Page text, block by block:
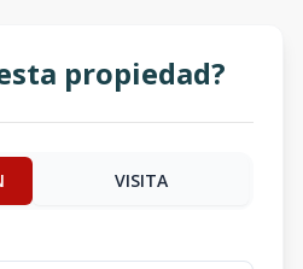
propiedad?
VISITA